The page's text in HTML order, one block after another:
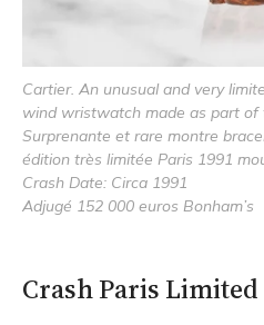
Cartier. An unusual and very
wind wristwatch made as part of
Surprenante et rare montre
édition très limitée Paris 1991
Crash Date: Circa 1991
Adjugé 152 000 euros Bonham’s
Crash Paris Limited